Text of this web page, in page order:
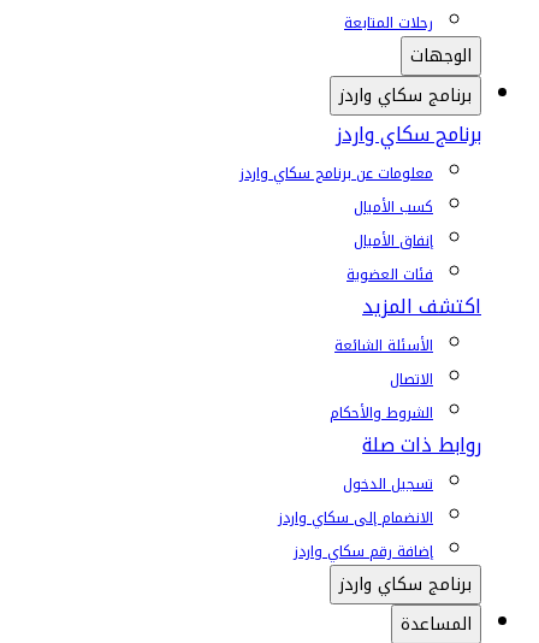
رحلات المتابعة
الوجهات
برنامج سكاي واردز
برنامج سكاي واردز
معلومات عن برنامج سكاي واردز
كسب الأميال
إنفاق الأميال
فئات العضوية
اكتشف المزيد
الأسئلة الشائعة
الاتصال
الشروط والأحكام
روابط ذات صلة
تسجيل الدخول
الانضمام إلى سكاي واردز
إضافة رقم سكاي واردز
برنامج سكاي واردز
المساعدة